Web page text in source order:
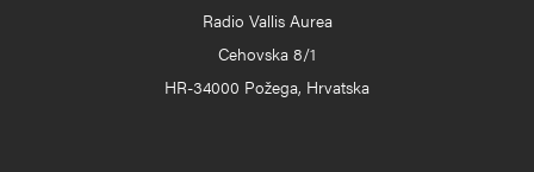
Radio Vallis Aurea
Cehovska 8/1
HR-34000 Požega, Hrvatska